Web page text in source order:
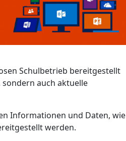
Schulbetrieb bereitgestellt
auch aktuelle
Informationen und Daten, wie
werden.